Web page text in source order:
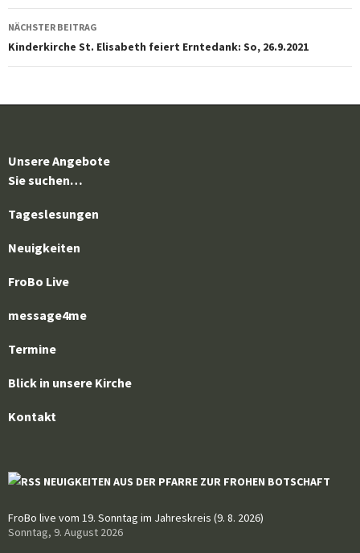
NÄCHSTER BEITRAG
Kinderkirche St. Elisabeth feiert Erntedank: So, 26.9.2021
Unsere Angebote
Sie suchen…
Tageslesungen
Neuigkeiten
FroBo Live
message4me
Termine
Blick in unsere Kirche
Kontakt
NEUIGKEITEN AUS DER PFARRE ZUR FROHEN BOTSCHAFT
FroBo live vom 19. Sonntag im Jahreskreis (9. 8. 2026)
Sonntag, 9. August 2026